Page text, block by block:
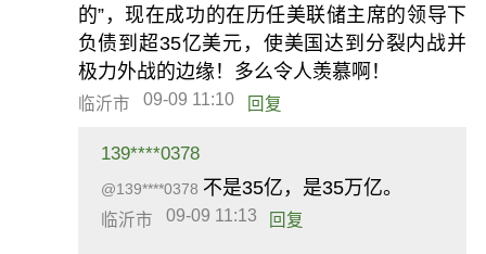
的”，现在成功的在历任美联储主席的领导下
负债到超35亿美元，使美国达到分裂内战并
极力外战的边缘！多么令人羡慕啊！
临沂市 09-09 11:10 回复
139****0378
@139****0378 不是35亿，是35万亿。
临沂市 09-09 11:13 回复